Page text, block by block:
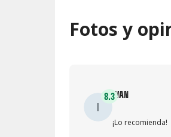
Fotos y
I
8.3IVAN
¡Lo recomienda!